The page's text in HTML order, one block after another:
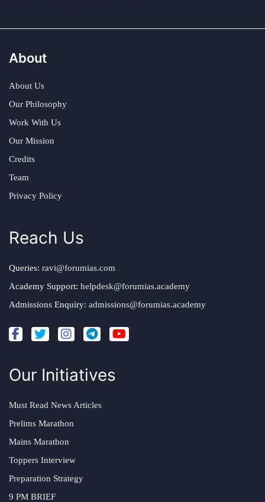
About
About Us
Our Philosophy
Work With Us
Our Mission
Credits
Team
Privacy Policy
Reach Us
Queries: ravi@forumias.com
Academy Support: helpdesk@forumias.academy
Admissions Enquiry: admissions@forumias.academy
Our Initiatives
Must Read News Articles
Prelims Marathon
Mains Marathon
Toppers Interview
Preparation Strategy
9 PM BRIEF